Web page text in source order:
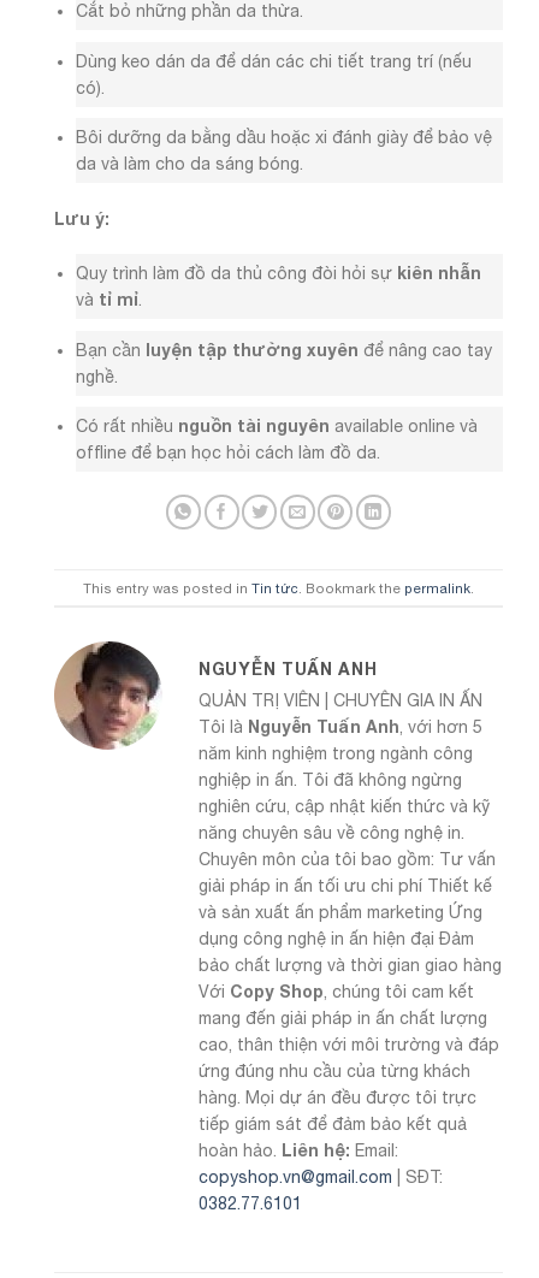
Cắt bỏ những phần da thừa.
Dùng keo dán da để dán các chi tiết trang trí (nếu
có).
Bôi dưỡng da bằng dầu hoặc xi đánh giày để bảo vệ
da và làm cho da sáng bóng.
Lưu ý:
Quy trình làm đồ da thủ công đòi hỏi sự kiên nhẫn
và tỉ mỉ.
Bạn cần luyện tập thường xuyên để nâng cao tay
nghề.
Có rất nhiều nguồn tài nguyên available online và
offline để bạn học hỏi cách làm đồ da.
This entry was posted in Tin tức . Bookmark the permalink
NGUYỄN TUẤN ANH
QUẢN TRỊ VIÊN | CHUYÊN GIA IN ẤN
Tôi là Nguyễn Tuấn Anh, với hơn 5
năm kinh nghiệm trong ngành công
nghiệp in ấn. Tôi đã không ngừng
nghiên cứu, cập nhật kiến thức và kỹ
năng chuyên sâu về công nghệ in.
Chuyên môn của tôi bao gồm: Tư vấn
giải pháp in ấn tối ưu chi phí Thiết kế
và sản xuất ấn phẩm marketing Ứng
dụng công nghệ in ấn hiện đại Đảm
bảo chất lượng và thời gian giao hàng
Với Copy Shop, chúng tôi cam kết
mang đến giải pháp in ấn chất lượng
cao, thân thiện với môi trường và đáp
ứng đúng nhu cầu của từng khách
hàng. Mọi dự án đều được tôi trực
tiếp giám sát để đảm bảo kết quả
hoàn hảo. Liên hệ: Email:
copyshop.vn@gmail.com | SĐT:
0382.77.6101